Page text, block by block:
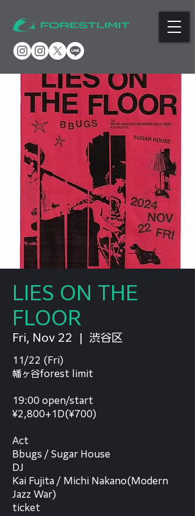
LIES ON THE
FLOOR
Fri, Nov 22 渋谷区
11/22 (Fri)
幡ヶ谷forest limit
19:00 open/start
¥2,800+1D(¥700)
Act
Bbugs / Sugar House
DJ
Kai Fujita / Michi Nakano(Modern
Jazz War)
ticket